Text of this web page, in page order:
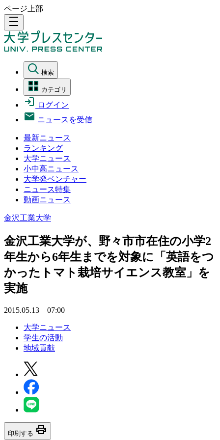
ページ上部
density_medium
検索
カテゴリ
ログイン
ニュースを受信
最新ニュース
ランキング
大学ニュース
小中高ニュース
大学発ベンチャー
ニュース特集
動画ニュース
金沢工業大学
金沢工業大学が、野々市市在住の小学2
年生から6年生までを対象に「英語をつ
かったトマト栽培サイエンス教室」を
実施
2015.05.13 07:00
大学ニュース
学生の活動
地域貢献
印刷する print